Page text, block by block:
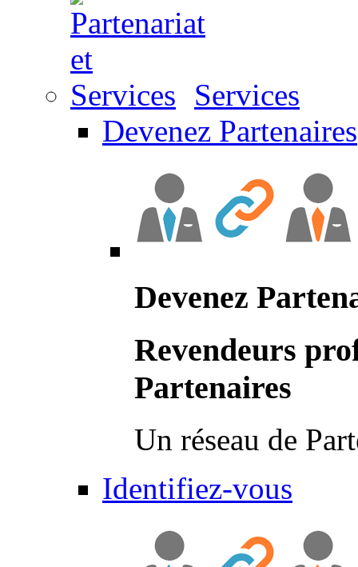
Services
Devenez Partenaires
Devenez
Revendeurs
Partenaires
Un réseau de
Identifiez-vous